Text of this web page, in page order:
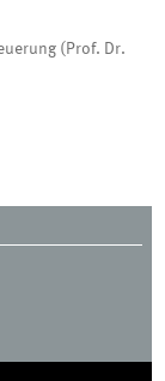
(Prof. Dr.